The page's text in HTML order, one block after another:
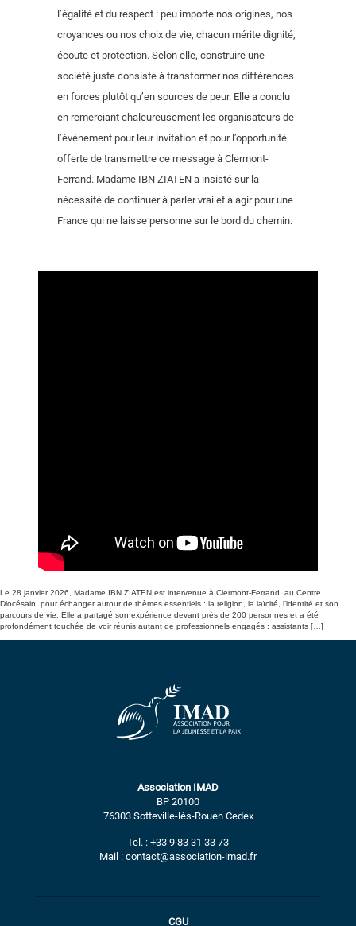
l’égalité et du respect : peu importe nos origines, nos
croyances ou nos choix de vie, chacun mérite dignité,
écoute et protection. Selon elle, construire une
société juste consiste à transformer nos différences
en forces plutôt qu’en sources de peur. Elle a conclu
en remerciant chaleureusement les organisateurs de
l’événement pour leur invitation et pour l’opportunité
offerte de transmettre ce message à Clermont-
Ferrand. Madame IBN ZIATEN a insisté sur la
nécessité de continuer à parler vrai et à agir pour une
France qui ne laisse personne sur le bord du chemin.
Le 28 janvier 2026, Madame IBN ZIATEN est intervenue à Clermont-Ferrand, au Centre
Diocésain, pour échanger autour de thèmes essentiels : la religion, la laïcité, l’identité et son
parcours de vie. Elle a partagé son expérience devant près de 200 personnes et a été
profondément touchée de voir réunis autant de professionnels engagés : assistants […]
Association IMAD
BP 20100
76303 Sotteville-lès-Rouen Cedex
Tel. : +33 9 83 31 33 73
Mail : contact@association-imad.fr
CGU